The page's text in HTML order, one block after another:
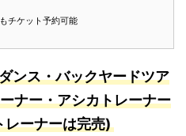
チケット予約可能
ンス・バックヤードツア
ナー・アシカトレーナー
レーナーは完売)